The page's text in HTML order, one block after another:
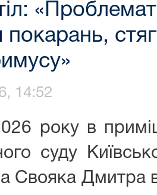
покарань,
14:52
року в
суду
Свояка Дмитра